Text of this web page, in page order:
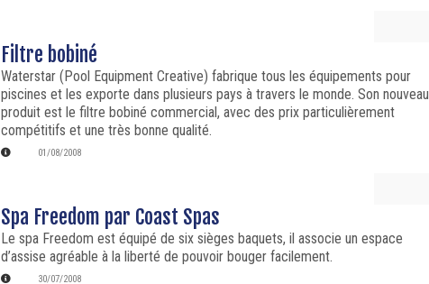
Filtre bobiné
Waterstar (Pool Equipment Creative) fabrique tous les équipements pour
piscines et les exporte dans plusieurs pays à travers le monde. Son nouveau
produit est le filtre bobiné commercial, avec des prix particulièrement
compétitifs et une très bonne qualité.
01/08/2008
Spa Freedom par Coast Spas
Le spa Freedom est équipé de six sièges baquets, il associe un espace
d’assise agréable à la liberté de pouvoir bouger facilement.
30/07/2008